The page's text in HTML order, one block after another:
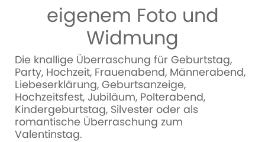
eigenem Foto und
Widmung
Die knallige Überraschung für Geburtstag,
Party, Hochzeit, Frauenabend, Männerabend,
Liebeserklärung, Geburtsanzeige,
Hochzeitsfest, Jubiläum, Polterabend,
Kindergeburtstag, Silvester oder als
romantische Überraschung zum
Valentinstag.